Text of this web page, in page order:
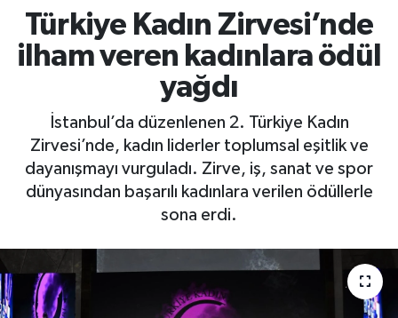
Türkiye Kadın Zirvesi’nde
ilham veren kadınlara ödül
yağdı
İstanbul’da düzenlenen 2. Türkiye Kadın
Zirvesi’nde, kadın liderler toplumsal eşitlik ve
dayanışmayı vurguladı. Zirve, iş, sanat ve spor
dünyasından başarılı kadınlara verilen ödüllerle
sona erdi.